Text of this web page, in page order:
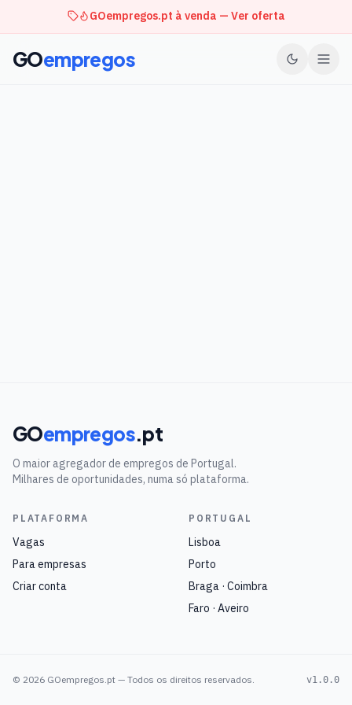
GOempregos.pt à venda — Ver oferta
GOempregos
GOempregos.pt
O maior agregador de empregos de Portugal.
Milhares de oportunidades, numa só plataforma.
PLATAFORMA
Vagas
Para empresas
Criar conta
PORTUGAL
Lisboa
Porto
Braga · Coimbra
Faro · Aveiro
© 2026 GOempregos.pt — Todos os direitos reservados. v1.0.0